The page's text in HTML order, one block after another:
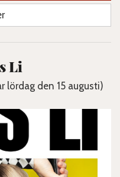
Li
lördag den 15 augusti)